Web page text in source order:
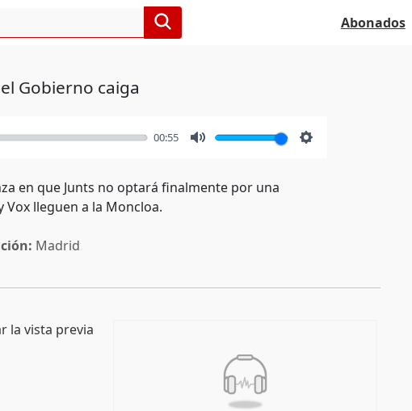
Abonados
Gobierno caiga
00:55
en que Junts no optará finalmente por una
lleguen a la Moncloa.
Madrid